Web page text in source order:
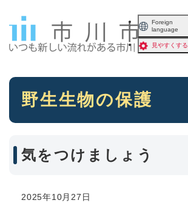
Foreign
language
見やすくする
本
野生生物の保護
気をつけましょう
2025年10月27日